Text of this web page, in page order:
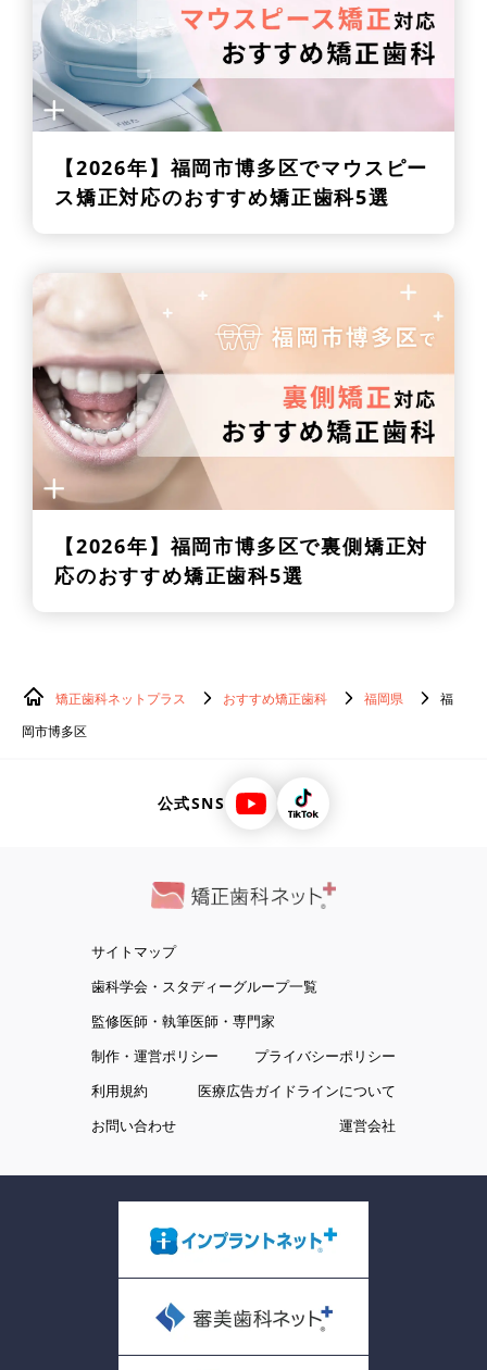
【2026年】 福岡市博多区でマウスピー
ス矯正対応のおすすめ矯正歯科5選
【2026年】 福岡市博多区で裏側矯正対
応のおすすめ矯正歯科5選
矯正歯科ネットプラス おすすめ矯正歯科 福岡県
福
岡市博多区
公式SNS
サイトマップ
歯科学会・スタディーグループ一覧
監修医師・執筆医師・専門家
制作・運営ポリシー
プライバシーポリシー
利用規約
医療広告ガイドラインについて
お問い合わせ
運営会社